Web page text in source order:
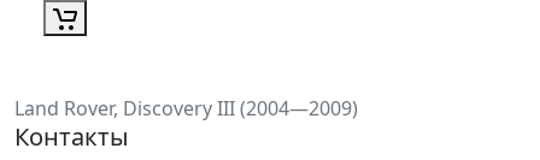
Land Rover, Discovery III (2004—2009)
Контакты